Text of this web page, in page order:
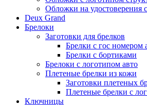
Обложки на удостоверения
Deux Grand
Брелоки
Заготовки для брелков
Брелки с гос номером
Брелки с бортиками
Брелоки с логотипом авто
Плетеные брелки из кожи
Заготовки плетеных
Плетеные брелки с
Ключницы